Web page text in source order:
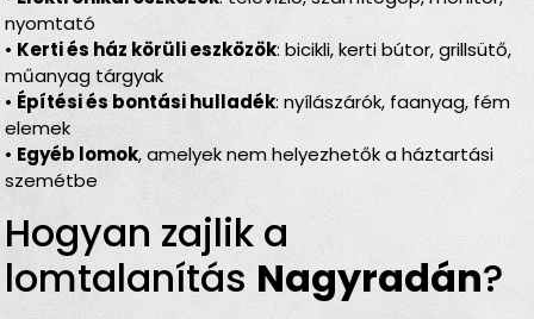
nyomtató
• Kerti és ház körüli eszközök: bicikli, kerti bútor, grillsütő,
műanyag tárgyak
• Építési és bontási hulladék: nyílászárók, faanyag, fém
elemek
• Egyéb lomok, amelyek nem helyezhetők a háztartási
szemétbe
Hogyan zajlik a
lomtalanítás Nagyradán?